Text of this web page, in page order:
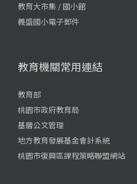
教育大市集 / 國小館
義盛國小電子郵件
教育機關常用連結
教育部
桃園市政府教育局
基層公文管理
地方教育發展基金會計系統
桃園市復興區課程策略聯盟網站